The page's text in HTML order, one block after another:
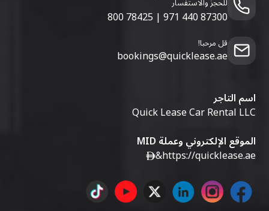
800 78425 | 971 440 87300
قل مرحبا!
bookings@quicklease.ae
اسم التاجر
Quick Lease Car Rental LLC
الموقع الإلكتروني وعملة MID
https://quicklease.ae
&